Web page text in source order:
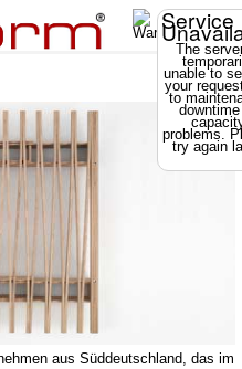
Service
The
unable to
your
to
problems.
try again
aus Süddeutschland, das im